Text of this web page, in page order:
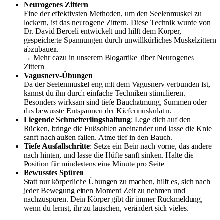
Neurogenes Zittern
Eine der effektivsten Methoden, um den Seelenmuskel zu
lockern, ist das neurogene Zittern. Diese Technik wurde von
Dr. David Berceli entwickelt und hilft dem Körper,
gespeicherte Spannungen durch unwillkürliches Muskelzittern
abzubauen.
→ Mehr dazu in unserem Blogartikel über Neurogenes
Zittern
Vagusnerv-Übungen
Da der Seelenmuskel eng mit dem Vagusnerv verbunden ist,
kannst du ihn durch einfache Techniken stimulieren.
Besonders wirksam sind tiefe Bauchatmung, Summen oder
das bewusste Entspannen der Kiefermuskulatur.
Liegende Schmetterlingshaltung: Lege dich auf den
Rücken, bringe die Fußsohlen aneinander und lasse die Knie
sanft nach außen fallen. Atme tief in den Bauch.
Tiefe Ausfallschritte: Setze ein Bein nach vorne, das andere
nach hinten, und lasse die Hüfte sanft sinken. Halte die
Position für mindestens eine Minute pro Seite.
Bewusstes Spüren
Statt nur körperliche Übungen zu machen, hilft es, sich nach
jeder Bewegung einen Moment Zeit zu nehmen und
nachzuspüren. Dein Körper gibt dir immer Rückmeldung,
wenn du lernst, ihr zu lauschen, verändert sich vieles.